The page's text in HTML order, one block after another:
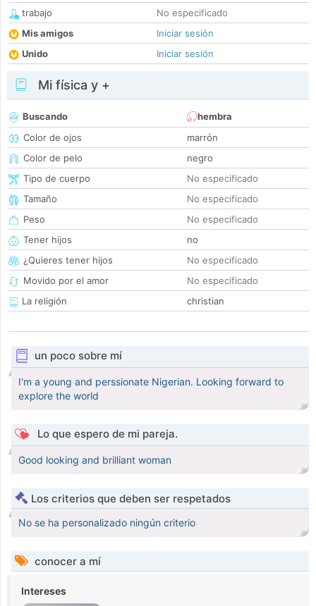
trabajo
No especificado
Mis amigos
Iniciar sesión
Unido
Iniciar sesión
Mi física y +
Buscando
hembra
Color de ojos
marrón
Color de pelo
negro
Tipo de cuerpo
No especificado
Tamaño
No especificado
Peso
No especificado
Tener hijos
no
¿Quieres tener hijos
No especificado
Movido por el amor
No especificado
La religión
christian
un poco sobre mí
I'm a young and perssionate Nigerian. Looking forward to
explore the world
Lo que espero de mi pareja.
Good looking and brilliant woman
Los criterios que deben ser respetados
No se ha personalizado ningún criterio
conocer a mí
Intereses